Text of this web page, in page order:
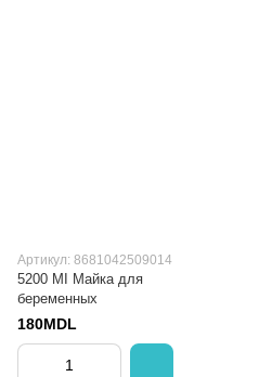
Артикул: 8681042509014
5200 MI Майка для
беременных
180MDL